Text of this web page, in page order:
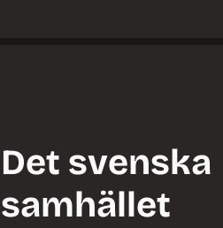
Det svenska
samhället